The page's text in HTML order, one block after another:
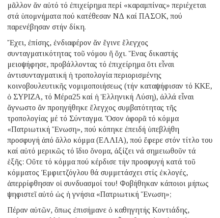
μᾶλλον ἄν αὐτό τό ἐπιχείρημα περί «καραμπίνας» περιέχεται
στά ὑπομνήματα πού κατέθεσαν ΝΔ καί ΠΑΣΟΚ, πού
παρενέβησαν στήν δίκη.
Ἔχει, ἐπίσης, ἐνδιαφέρον ἄν ἔγινε ἔλεγχος
συνταγματικότητας τοῦ νόμου ἤ ὄχι. Ἕνας δικαστής
μειοψήφησε, προβάλλοντας τό ἐπιχείρημα ὅτι εἶναι
ἀντισυνταγματική ἡ τροπολογία περιορισμένης
κοινοβουλευτικῆς νομιμοποιήσεως (τήν καταψήφισαν τό ΚΚΕ,
ὁ ΣΥΡΙΖΑ, τό Μέρα25 καί ἡ Ἑλληνική Λύση), ἀλλά εἶναι
ἄγνωστο ἄν προηγήθηκε ἔλεγχος συμβατότητας τῆς
τροπολογίας μέ τό Σύνταγμα. Ὅσον ἀφορᾶ τό κόμμα
«Πατριωτική Ἕνωση», πού κόπηκε ἐπειδή ὑπεβλήθη
προσφυγή ἀπό ἄλλο κόμμα (ΕΛΛΙΑ), πού ἔφερε στόν τίτλο του
καί αὐτό μερικῶς τό ἴδιο ὄνομα, ἀξίζει νά σημειωθοῦν τά
ἑξῆς: Οὔτε τό κόμμα πού κέρδισε τήν προσφυγή κατά τοῦ
κόμματος Ἐμφιετζόγλου θά συμμετάσχει στίς ἐκλογές,
ἀπερρίφθησαν οἱ συνδυασμοί του! Φοβήθηκαν κάποιοι μήπως
ψηφιστεῖ αὐτό ὡς ἡ γνήσια «Πατριωτική Ἕνωση»;
Πέραν αὐτῶν, ὅπως ἐπισήμανε ὁ καθηγητής Κοντιάδης,